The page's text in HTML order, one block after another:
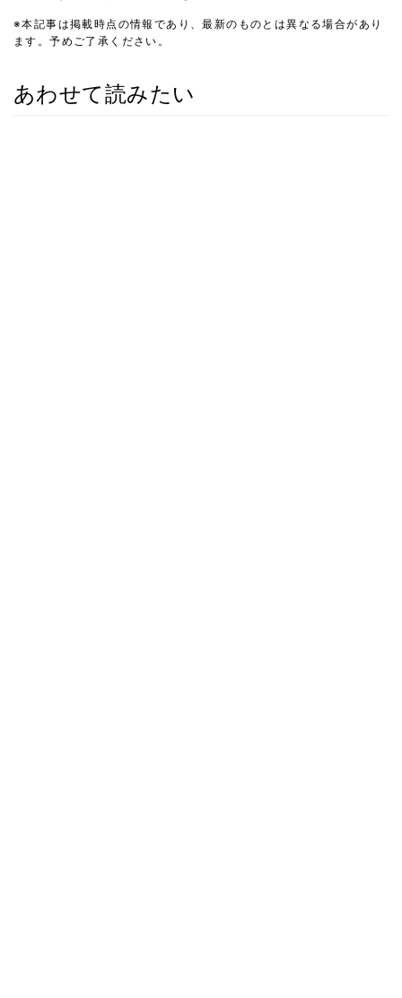
※本記事は掲載時点の情報であり、最新のものとは異なる場合があり
ます。予めご了承ください。
あわせて読みたい